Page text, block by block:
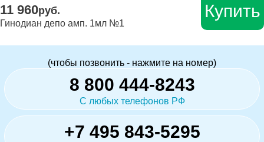
11 960руб.
Гинодиан депо амп. 1мл №1
Купить
(чтобы позвонить - нажмите на номер)
8 800 444-8243
С любых телефонов РФ
+7 495 843-5295